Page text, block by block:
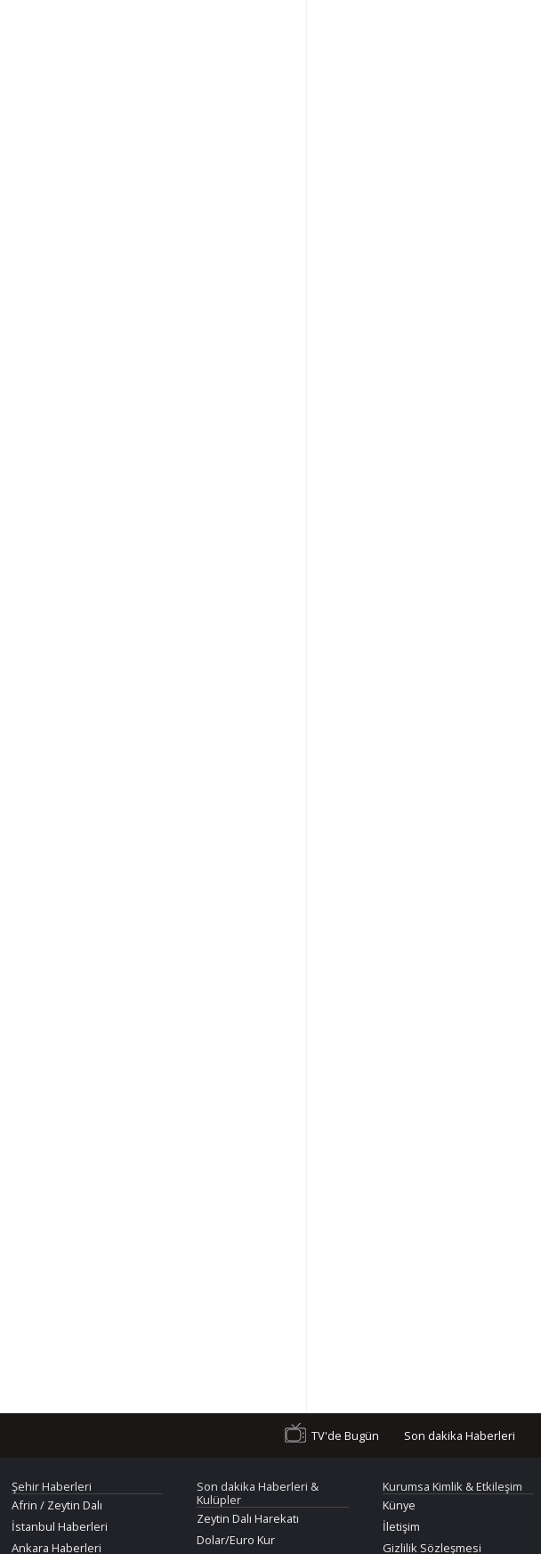
TV'de Bugün Son dakika Haberleri
Şehir Haberleri
Afrin / Zeytin Dalı
İstanbul Haberleri
Ankara Haberleri
Son dakika Haberleri &
Kulüpler
Zeytin Dalı Harekatı
Dolar/Euro Kur
Kurumsa Kimlik & Etkileşim
Künye
İletişim
Gizlilik Sözleşmesi